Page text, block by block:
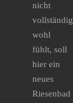
nicht
vollständig
wohl
fühlt, soll
hier ein
neues
Riesenbad